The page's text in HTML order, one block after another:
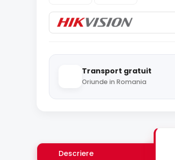
Transport gratuit
Oriunde in Romania
Descriere